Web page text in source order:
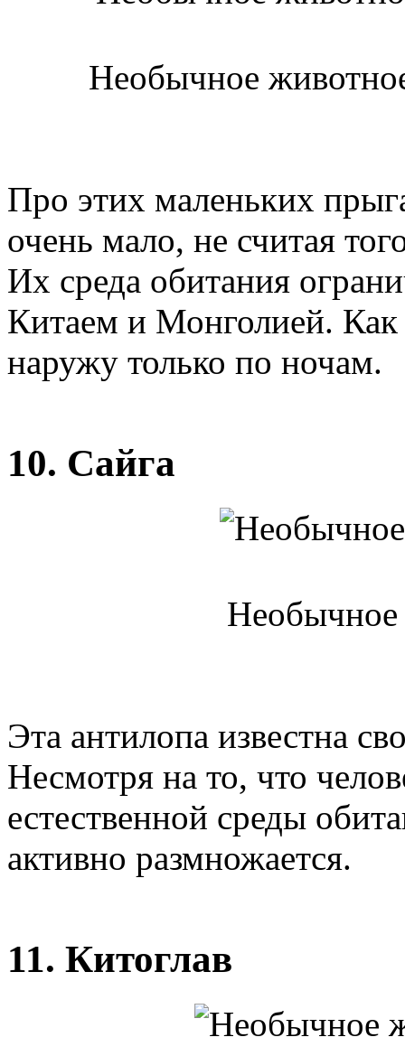
Необычное
Про этих маленьких
очень мало, не считая
Их среда обитания
Китаем и Монголией.
наружу только по ночам.
10. Сайга
Необычное
Эта антилопа известна
Несмотря на то, что
естественной среды
активно размножается.
11. Китоглав